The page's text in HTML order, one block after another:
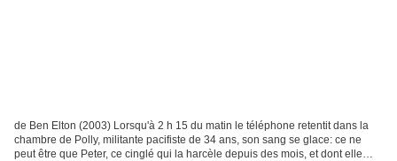
de Ben Elton (2003) Lorsqu'à 2 h 15 du matin le téléphone retentit dans la
chambre de Polly, militante pacifiste de 34 ans, son sang se glace: ce ne
peut être que Peter, ce cinglé qui la harcèle depuis des mois, et dont elle